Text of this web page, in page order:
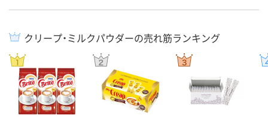
クリープ・ミルクパウダーの売れ筋ランキング